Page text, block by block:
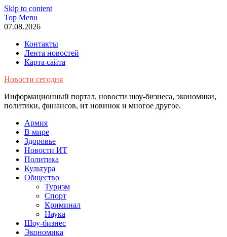
Skip to content
Top Menu
07.08.2026
Контакты
Лента новостей
Карта сайта
Новости сегодня
Информационный портал, новости шоу-бизнеса, экономики,
политики, финансов, ит новинок и многое другое.
Армия
В мире
Здоровье
Новости ИТ
Политика
Культура
Общество
Туризм
Спорт
Криминал
Наука
Шоу-бизнес
Экономика